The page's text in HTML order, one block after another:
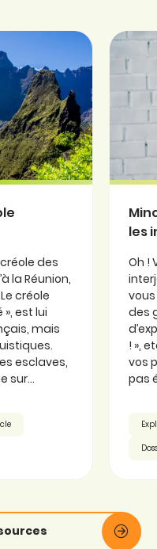
des
la Réunion,
créole
est lui
mais
esclaves,
sur...
les
Oh !
des
! »,
vos
pas